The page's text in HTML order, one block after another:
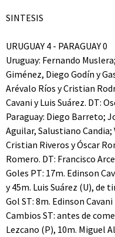
SINTESIS
URUGUAY 4 - PARAGUAY 0
Uruguay: Fernando
Giménez, Diego Godín y
Arévalo Ríos y Cristian
Cavani y Luis Suárez. DT:
Paraguay: Diego Barreto;
Aguilar, Salustiano
Cristian Riveros y Óscar
Romero. DT: Francisco
Goles PT: 17m. Edinson
y 45m. Luis Suárez (U), de
Gol ST: 8m. Edinson Cavani
Cambios ST: antes de
Lezcano (P), 10m. Miguel